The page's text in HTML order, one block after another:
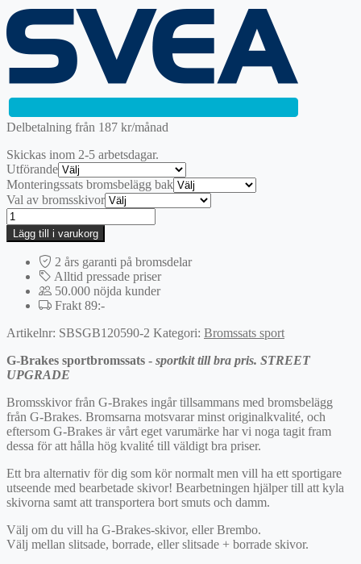
4395 kr.
är:
3076,50 kr.
Delbetalning från 187 kr/månad
Skickas inom 2-5 arbetsdagar.
Utförande
Monteringssats bromsbelägg bak
Val av bromsskivor
Bak
|
G-
BRAKES
Sportbromssats
mängd
Lägg till i varukorg
2 års garanti på bromsdelar
Alltid pressade priser
50.000 nöjda kunder
Frakt 89:-
Artikelnr: SBSGB120590-2 Kategori: Bromssats sport
G-Brakes sportbromssats - sportkit till bra pris. STREET
UPGRADE
Bromsskivor från G-Brakes ingår tillsammans med bromsbelägg
från G-Brakes. Bromsarna motsvarar minst originalkvalité, och
eftersom G-Brakes är vårt eget varumärke har vi noga tagit fram
dessa för att hålla hög kvalité till väldigt bra priser.
Ett bra alternativ för dig som kör normalt men vill ha ett sportigare
utseende med bearbetade skivor! Bearbetningen hjälper till att kyla
skivorna samt att transportera bort smuts och damm.
Välj om du vill ha G-Brakes-skivor, eller Brembo.
Välj mellan slitsade, borrade, eller slitsade + borrade skivor.